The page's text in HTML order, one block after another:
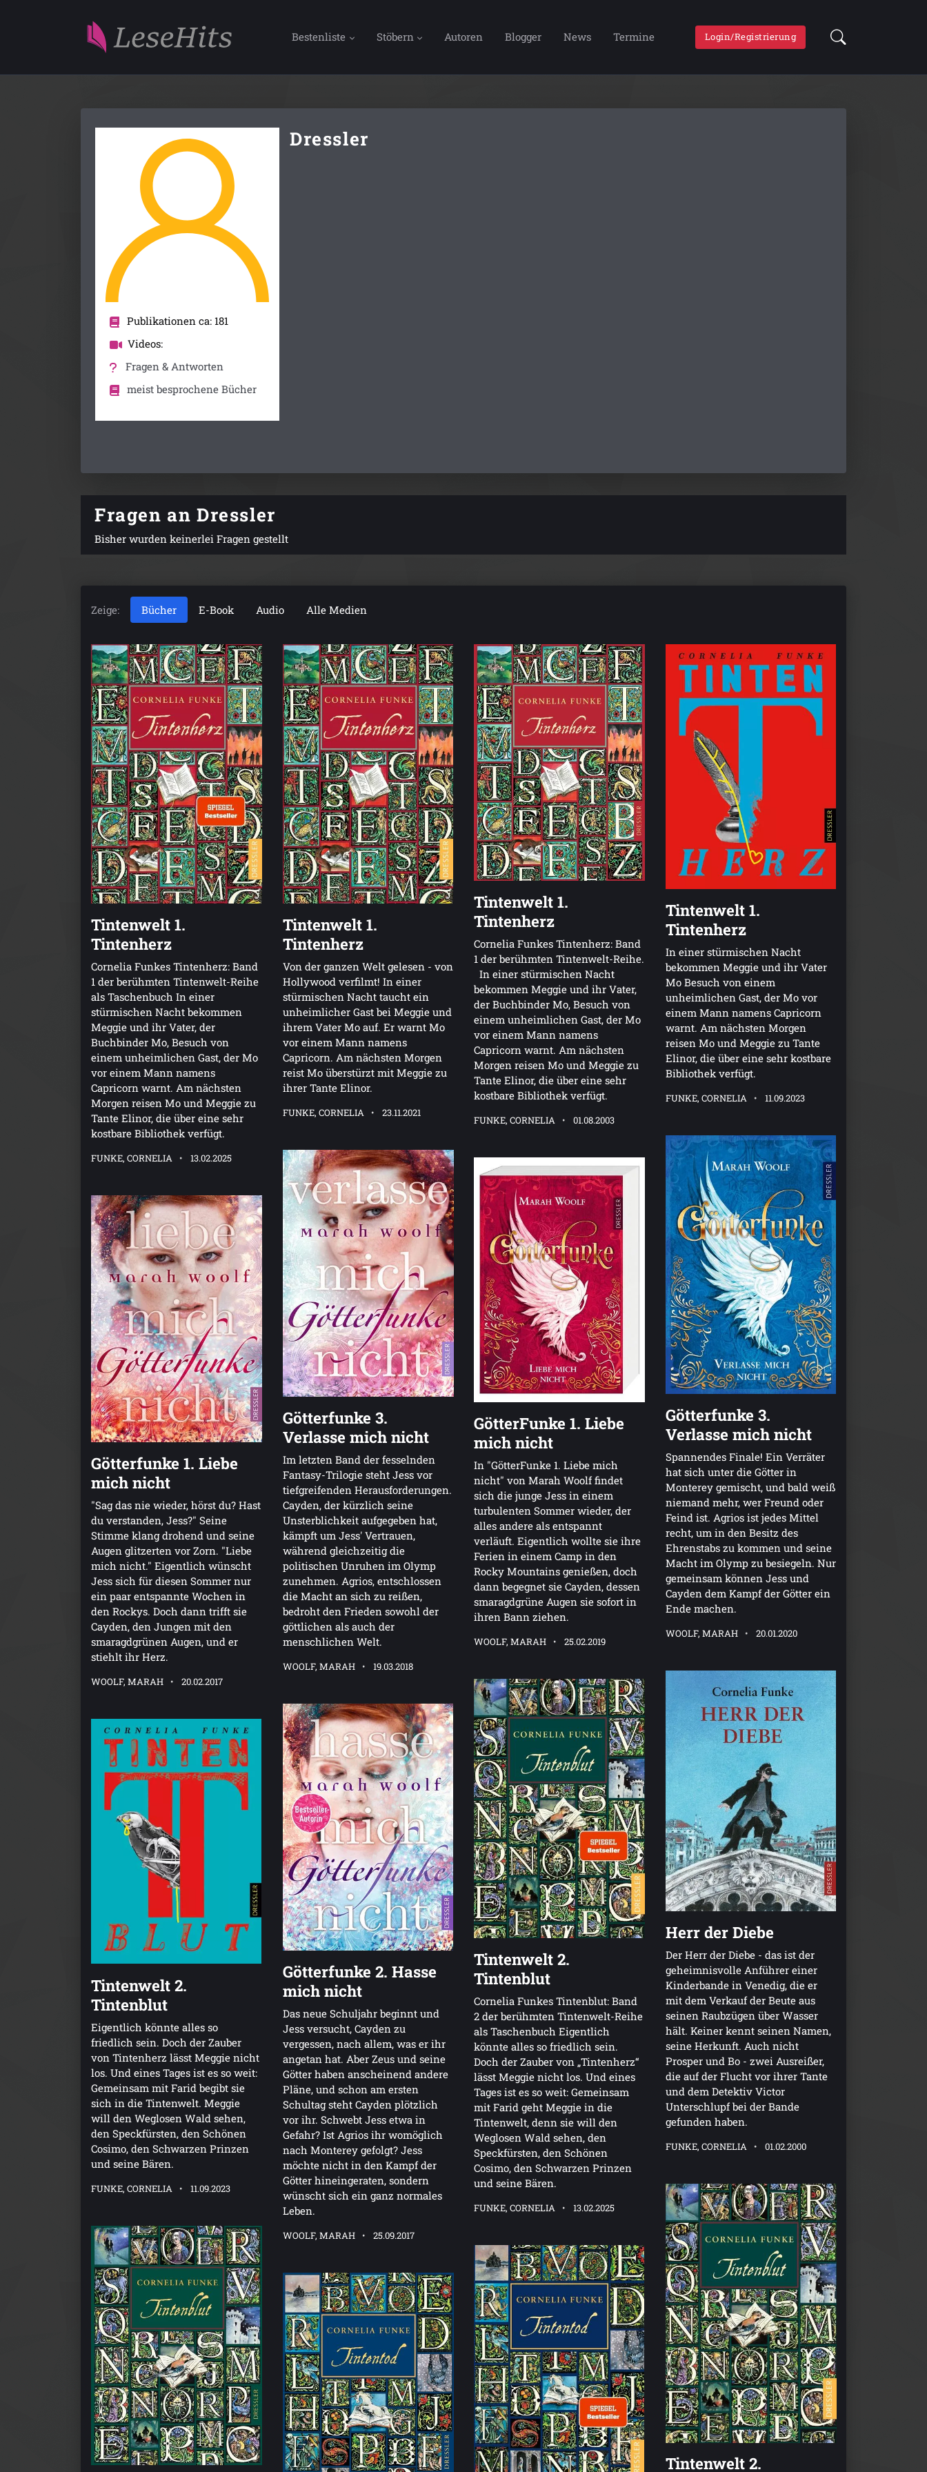
Bestenliste Stöbern Autoren Blogger News Termine Login/Registrierung
Publikationen ca: 181
Videos:
Fragen & Antworten
meist besprochene Bücher
Dressler
Fragen an Dressler
Bisher wurden keinerlei Fragen gestellt
Zeige: Bücher E-Book Audio Alle Medien
Tintenwelt 1.
Tintenherz
Cornelia Funkes Tintenherz: Band
1 der berühmten Tintenwelt-Reihe
als Taschenbuch In einer
stürmischen Nacht bekommen
Meggie und ihr Vater, der
Buchbinder Mo, Besuch von
einem unheimlichen Gast, der Mo
vor einem Mann namens
Capricorn warnt. Am nächsten
Morgen reisen Mo und Meggie zu
Tante Elinor, die über eine sehr
kostbare Bibliothek verfügt.
FUNKE, CORNELIA 13.02.2025
Tintenwelt 1.
Tintenherz
Von der ganzen Welt gelesen - von
Hollywood verfilmt! In einer
stürmischen Nacht taucht ein
unheimlicher Gast bei Meggie und
ihrem Vater Mo auf. Er warnt Mo
vor einem Mann namens
Capricorn. Am nächsten Morgen
reist Mo überstürzt mit Meggie zu
ihrer Tante Elinor.
FUNKE, CORNELIA 23.11.2021
Tintenwelt 1.
Tintenherz
Cornelia Funkes Tintenherz: Band
1 der berühmten Tintenwelt-Reihe.
In einer stürmischen Nacht
bekommen Meggie und ihr Vater,
der Buchbinder Mo, Besuch von
einem unheimlichen Gast, der Mo
vor einem Mann namens
Capricorn warnt. Am nächsten
Morgen reisen Mo und Meggie zu
Tante Elinor, die über eine sehr
kostbare Bibliothek verfügt.
FUNKE, CORNELIA 01.08.2003
Tintenwelt 1.
Tintenherz
In einer stürmischen Nacht
bekommen Meggie und ihr Vater
Mo Besuch von einem
unheimlichen Gast, der Mo vor
einem Mann namens Capricorn
warnt. Am nächsten Morgen
reisen Mo und Meggie zu Tante
Elinor, die über eine sehr kostbare
Bibliothek verfügt.
FUNKE, CORNELIA 11.09.2023
Götterfunke 3.
Verlasse mich nicht
Spannendes Finale! Ein Verräter
hat sich unter die Götter in
Monterey gemischt, und bald weiß
niemand mehr, wer Freund oder
Feind ist. Agrios ist jedes Mittel
recht, um in den Besitz des
Ehrenstabs zu kommen und seine
Macht im Olymp zu besiegeln. Nur
gemeinsam können Jess und
Cayden dem Kampf der Götter ein
Ende machen.
WOOLF, MARAH 20.01.2020
Götterfunke 3.
Verlasse mich nicht
Im letzten Band der fesselnden
Fantasy-Trilogie steht Jess vor
tiefgreifenden Herausforderungen.
Cayden, der kürzlich seine
Unsterblichkeit aufgegeben hat,
kämpft um Jess' Vertrauen,
während gleichzeitig die
politischen Unruhen im Olymp
zunehmen. Agrios, entschlossen
die Macht an sich zu reißen,
bedroht den Frieden sowohl der
göttlichen als auch der
menschlichen Welt.
WOOLF, MARAH 19.03.2018
GötterFunke 1. Liebe
mich nicht
In "GötterFunke 1. Liebe mich
nicht" von Marah Woolf findet
sich die junge Jess in einem
turbulenten Sommer wieder, der
alles andere als entspannt
verläuft. Eigentlich wollte sie ihre
Ferien in einem Camp in den
Rocky Mountains genießen, doch
dann begegnet sie Cayden, dessen
smaragdgrüne Augen sie sofort in
ihren Bann ziehen.
WOOLF, MARAH 25.02.2019
Götterfunke 1. Liebe
mich nicht
"Sag das nie wieder, hörst du? Hast
du verstanden, Jess?" Seine
Stimme klang drohend und seine
Augen glitzerten vor Zorn. "Liebe
mich nicht." Eigentlich wünscht
Jess sich für diesen Sommer nur
ein paar entspannte Wochen in
den Rockys. Doch dann trifft sie
Cayden, den Jungen mit den
smaragdgrünen Augen, und er
stiehlt ihr Herz.
WOOLF, MARAH 20.02.2017
Herr der Diebe
Der Herr der Diebe - das ist der
geheimnisvolle Anführer einer
Kinderbande in Venedig, die er
mit dem Verkauf der Beute aus
seinen Raubzügen über Wasser
hält. Keiner kennt seinen Namen,
seine Herkunft. Auch nicht
Prosper und Bo - zwei Ausreißer,
die auf der Flucht vor ihrer Tante
und dem Detektiv Victor
Unterschlupf bei der Bande
gefunden haben.
FUNKE, CORNELIA 01.02.2000
Tintenwelt 2.
Tintenblut
Cornelia Funkes Tintenblut: Band
2 der berühmten Tintenwelt-Reihe
als Taschenbuch Eigentlich
könnte alles so friedlich sein.
Doch der Zauber von „Tintenherz“
lässt Meggie nicht los. Und eines
Tages ist es so weit: Gemeinsam
mit Farid geht Meggie in die
Tintenwelt, denn sie will den
Weglosen Wald sehen, den
Speckfürsten, den Schönen
Cosimo, den Schwarzen Prinzen
und seine Bären.
FUNKE, CORNELIA 13.02.2025
Götterfunke 2. Hasse
mich nicht
Das neue Schuljahr beginnt und
Jess versucht, Cayden zu
vergessen, nach allem, was er ihr
angetan hat. Aber Zeus und seine
Götter haben anscheinend andere
Pläne, und schon am ersten
Schultag steht Cayden plötzlich
vor ihr. Schwebt Jess etwa in
Gefahr? Ist Agrios ihr womöglich
nach Monterey gefolgt? Jess
möchte nicht in den Kampf der
Götter hineingeraten, sondern
wünscht sich ein ganz normales
Leben.
WOOLF, MARAH 25.09.2017
Tintenwelt 2.
Tintenblut
Eigentlich könnte alles so
friedlich sein. Doch der Zauber
von Tintenherz lässt Meggie nicht
los. Und eines Tages ist es so weit:
Gemeinsam mit Farid begibt sie
sich in die Tintenwelt. Meggie
will den Weglosen Wald sehen,
den Speckfürsten, den Schönen
Cosimo, den Schwarzen Prinzen
und seine Bären.
FUNKE, CORNELIA 11.09.2023
Tintenwelt 2.